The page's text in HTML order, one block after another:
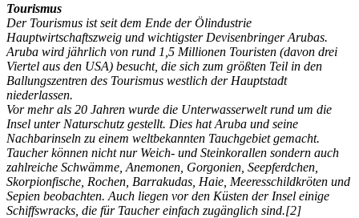
Tourismus
Der Tourismus ist seit dem Ende der Ölindustrie
Hauptwirtschaftszweig und wichtigster Devisenbringer Arubas.
Aruba wird jährlich von rund 1,5 Millionen Touristen (davon drei
Viertel aus den USA) besucht, die sich zum größten Teil in den
Ballungszentren des Tourismus westlich der Hauptstadt
niederlassen.
Vor mehr als 20 Jahren wurde die Unterwasserwelt rund um die
Insel unter Naturschutz gestellt. Dies hat Aruba und seine
Nachbarinseln zu einem weltbekannten Tauchgebiet gemacht.
Taucher können nicht nur Weich- und Steinkorallen sondern auch
zahlreiche Schwämme, Anemonen, Gorgonien, Seepferdchen,
Skorpionfische, Rochen, Barrakudas, Haie, Meeresschildkröten und
Sepien beobachten. Auch liegen vor den Küsten der Insel einige
Schiffswracks, die für Taucher einfach zugänglich sind.[2]